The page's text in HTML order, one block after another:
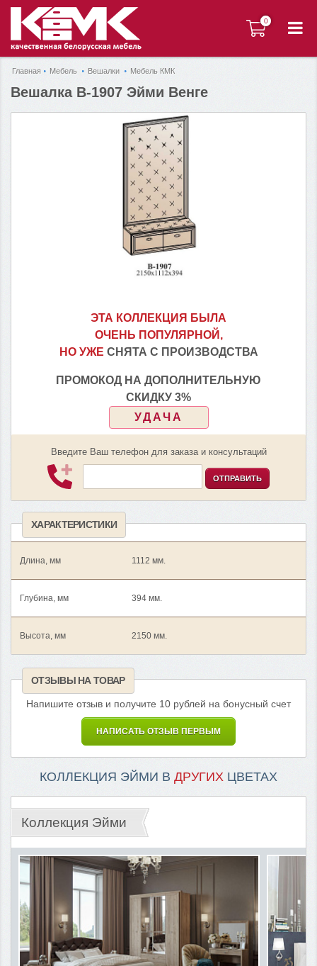
0
0
Главная Мебель Вешалки Мебель КМК
Вешалка В-1907 Эйми Венге
ЭТА КОЛЛЕКЦИЯ БЫЛА
ОЧЕНЬ ПОПУЛЯРНОЙ,
НО УЖЕ СНЯТА С ПРОИЗВОДСТВА
ПРОМОКОД НА ДОПОЛНИТЕЛЬНУЮ
СКИДКУ 3%
УДАЧА
Введите Ваш телефон для заказа и консультаций
ОТПРАВИТЬ
ХАРАКТЕРИСТИКИ
Длина, мм 1112 мм.
Глубина, мм 394 мм.
Высота, мм 2150 мм.
ОТЗЫВЫ НА ТОВАР
Напишите отзыв и получите 10 рублей на бонусный счет
НАПИСАТЬ ОТЗЫВ ПЕРВЫМ
КОЛЛЕКЦИЯ ЭЙМИ В ДРУГИХ ЦВЕТАХ
Коллекция Эйми